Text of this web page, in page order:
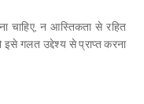
चाहिए, न आस्तिकता से रहित
गलत उद्देश्य से प्राप्त करना